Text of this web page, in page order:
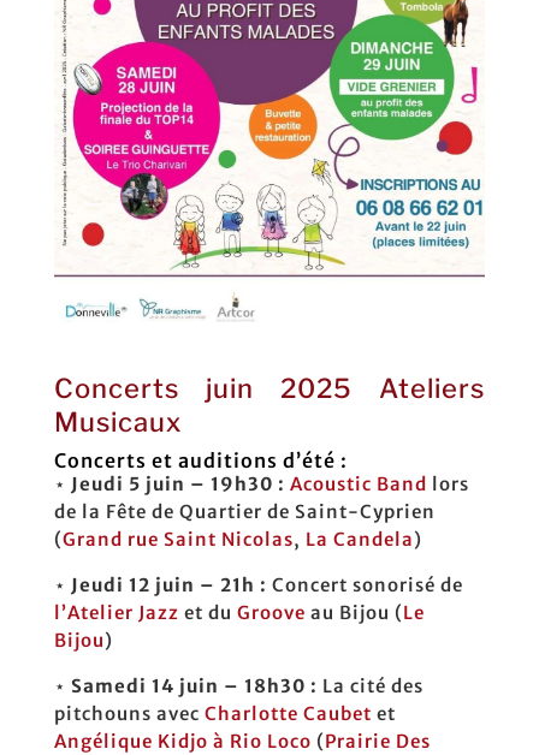
Concerts juin 2025 Ateliers
Musicaux
Concerts et auditions d’été :
⋆ Jeudi 5 juin – 19h30 : Acoustic Band lors
de la Fête de Quartier de Saint-Cyprien
(Grand rue Saint Nicolas, La Candela)
⋆ Jeudi 12 juin – 21h : Concert sonorisé de
l’Atelier Jazz et du Groove au Bijou (Le
Bijou)
⋆ Samedi 14 juin – 18h30 : La cité des
pitchouns avec Charlotte Caubet et
Angélique Kidjo à Rio Loco (Prairie Des